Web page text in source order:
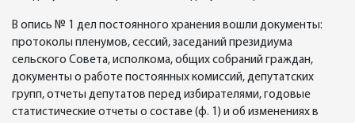
В опись № 1 дел постоянного хранения вошли документы:
протоколы пленумов, сессий, заседаний президиума
сельского Совета, исполкома, общих собраний граждан,
документы о работе постоянных комиссий, депутатских
групп, отчеты депутатов перед избирателями, годовые
статистические отчеты о составе (ф. 1) и об изменениях в